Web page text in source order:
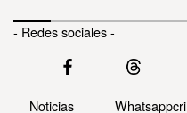
- Redes sociales -
Noticias Whatsappcri